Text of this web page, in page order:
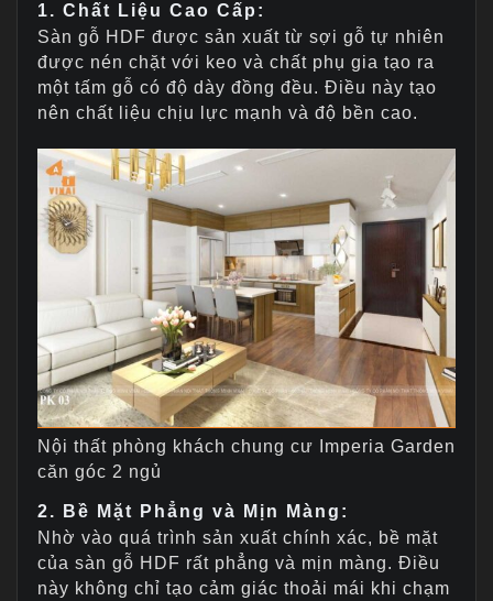
1. Chất Liệu Cao Cấp:
Sàn gỗ HDF được sản xuất từ sợi gỗ tự nhiên
được nén chặt với keo và chất phụ gia tạo ra
một tấm gỗ có độ dày đồng đều. Điều này tạo
nên chất liệu chịu lực mạnh và độ bền cao.
Nội thất phòng khách chung cư Imperia Garden
căn góc 2 ngủ
2. Bề Mặt Phẳng và Mịn Màng:
Nhờ vào quá trình sản xuất chính xác, bề mặt
của sàn gỗ HDF rất phẳng và mịn màng. Điều
này không chỉ tạo cảm giác thoải mái khi chạm